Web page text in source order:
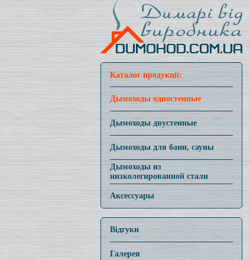
Каталог продукції:
Дымоходы одностенные
Дымоходы двустенные
Дымоходы для бани, сауны
Дымоходы из
низколегированной стали
Аксессуары
Відгуки
Галерея